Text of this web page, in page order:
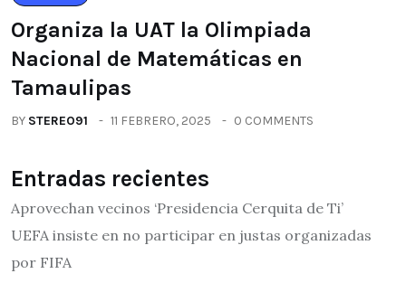
Organiza la UAT la Olimpiada
Nacional de Matemáticas en
Tamaulipas
BY STEREO91 11 FEBRERO, 2025 0 COMMENTS
Entradas recientes
Aprovechan vecinos ‘Presidencia Cerquita de Ti’
UEFA insiste en no participar en justas organizadas
por FIFA